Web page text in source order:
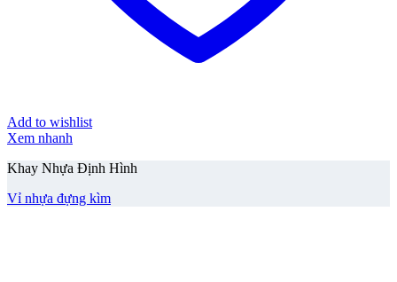
Add to wishlist
Xem nhanh
Khay Nhựa Định Hình
Vỉ nhựa đựng kìm